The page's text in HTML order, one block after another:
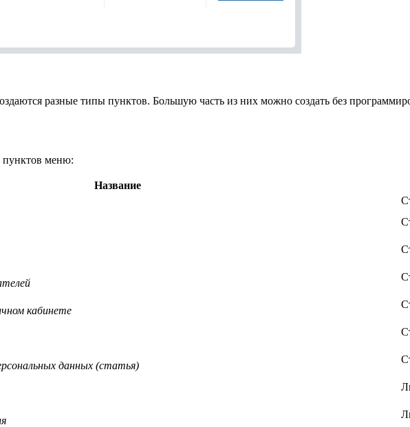
разные типы пунктов. Большую часть из них можно создать без
пунктов меню:
Название
кабинете
данных (статья)